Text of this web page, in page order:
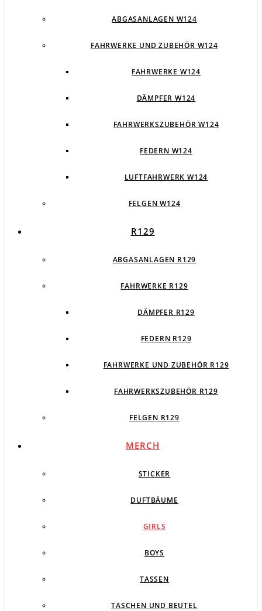
ABGASANLAGEN W124
FAHRWERKE UND ZUBEHÖR W124
FAHRWERKE W124
DÄMPFER W124
FAHRWERKSZUBEHÖR W124
FEDERN W124
LUFTFAHRWERK W124
FELGEN W124
R129
ABGASANLAGEN R129
FAHRWERKE R129
DÄMPFER R129
FEDERN R129
FAHRWERKE UND ZUBEHÖR R129
FAHRWERKSZUBEHÖR R129
FELGEN R129
MERCH
STICKER
DUFTBÄUME
GIRLS
BOYS
TASSEN
TASCHEN UND BEUTEL